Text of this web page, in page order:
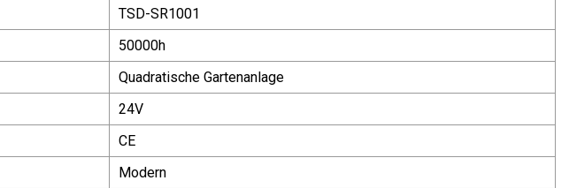
TSD-SR1001
50000h
Quadratische Gartenanlage
24V
CE
Modern